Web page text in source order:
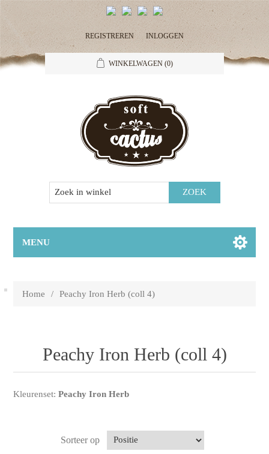
REGISTREREN INLOGGEN
WINKELWAGEN (0)
MENU
Home / Peachy Iron Herb (coll 4)
Peachy Iron Herb (coll 4)
Kleurenset:Peachy Iron Herb
Sorteer op